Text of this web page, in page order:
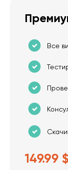
Все
149.99 $